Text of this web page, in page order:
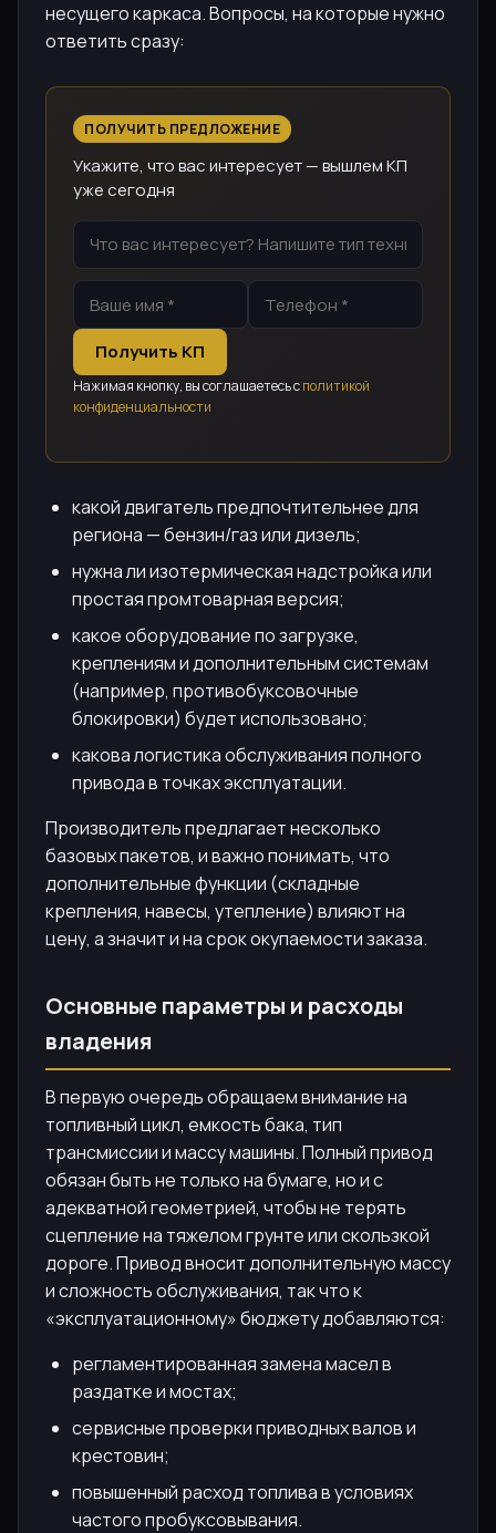
несущего каркаса. Вопросы, на которые нужно
ответить сразу:
ПОЛУЧИТЬ ПРЕДЛОЖЕНИЕ
Укажите, что вас интересует — вышлем КП
уже сегодня
Получить КП
Нажимая кнопку, вы соглашаетесь сполитикой
конфиденциальности
какой двигатель предпочтительнее для
региона — бензин/газ или дизель;
нужна ли изотермическая надстройка или
простая промтоварная версия;
какое оборудование по загрузке,
креплениям и дополнительным системам
(например, противобуксовочные
блокировки) будет использовано;
какова логистика обслуживания полного
привода в точках эксплуатации.
Производитель предлагает несколько
базовых пакетов, и важно понимать, что
дополнительные функции (складные
крепления, навесы, утепление) влияют на
цену, а значит и на срок окупаемости заказа.
Основные параметры и расходы
владения
В первую очередь обращаем внимание на
топливный цикл, емкость бака, тип
трансмиссии и массу машины. Полный привод
обязан быть не только на бумаге, но и с
адекватной геометрией, чтобы не терять
сцепление на тяжелом грунте или скользкой
дороге. Привод вносит дополнительную массу
и сложность обслуживания, так что к
«эксплуатационному» бюджету добавляются:
регламентированная замена масел в
раздатке и мостах;
сервисные проверки приводных валов и
крестовин;
повышенный расход топлива в условиях
частого пробуксовывания.